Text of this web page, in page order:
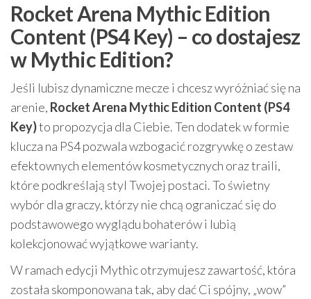
Rocket Arena Mythic Edition
Content (PS4 Key) – co dostajesz
w Mythic Edition?
Jeśli lubisz dynamiczne mecze i chcesz wyróżniać się na
arenie, Rocket Arena Mythic Edition Content (PS4
Key)to propozycja dla Ciebie. Ten dodatek w formie
klucza na PS4 pozwala wzbogacić rozgrywkę o zestaw
efektownych elementów kosmetycznych oraz traili,
które podkreślają styl Twojej postaci. To świetny
wybór dla graczy, którzy nie chcą ograniczać się do
podstawowego wyglądu bohaterów i lubią
kolekcjonować wyjątkowe warianty.
W ramach edycji Mythic otrzymujesz zawartość, która
została skomponowana tak, aby dać Ci spójny, „wow”